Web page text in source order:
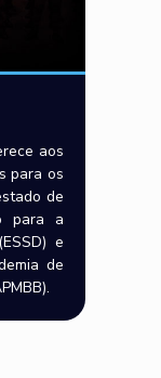
aos
para os
de
para a
e
de